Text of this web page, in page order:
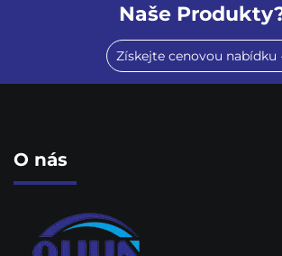
Naše
Získejte cenovou nabídku
O nás